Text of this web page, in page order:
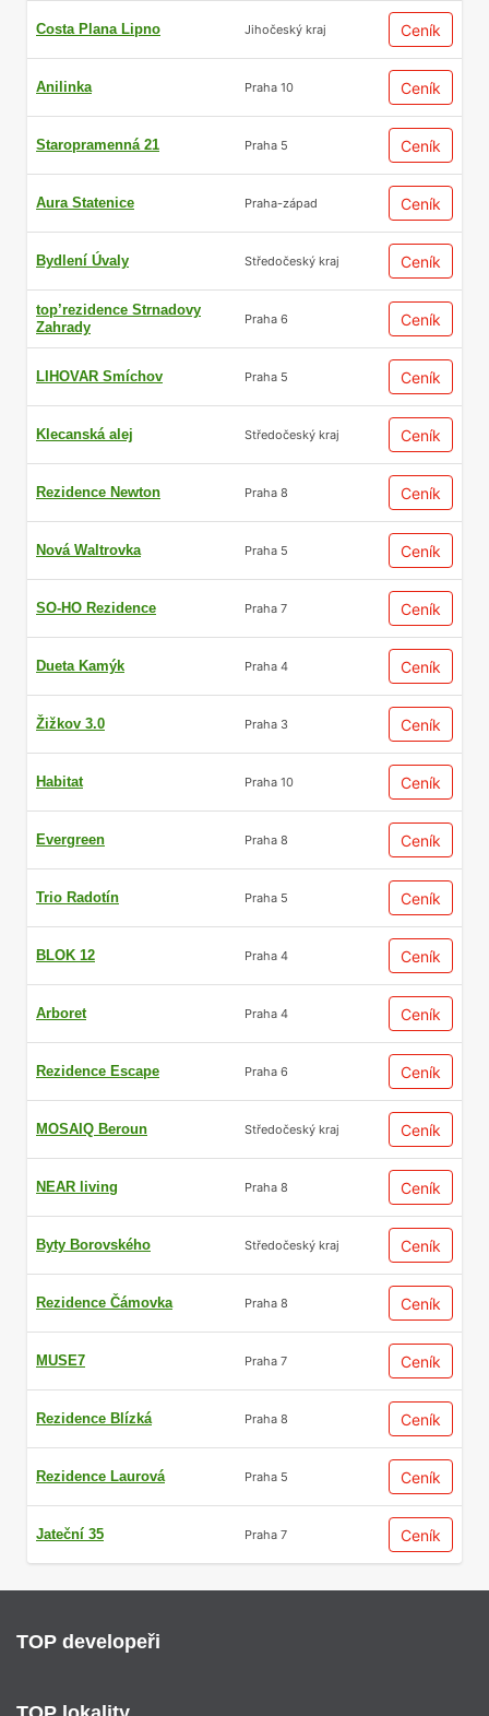
Costa Plana Lipno Jihočeský kraj Ceník
Anilinka Praha 10 Ceník
Staropramenná 21 Praha 5 Ceník
Aura Statenice Praha-západ Ceník
Bydlení Úvaly Středočeský kraj Ceník
top’rezidence Strnadovy
Zahrady
Praha 6 Ceník
LIHOVAR Smíchov Praha 5 Ceník
Klecanská alej Středočeský kraj Ceník
Rezidence Newton Praha 8 Ceník
Nová Waltrovka Praha 5 Ceník
SO-HO Rezidence Praha 7 Ceník
Dueta Kamýk Praha 4 Ceník
Žižkov 3.0 Praha 3 Ceník
Habitat Praha 10 Ceník
Evergreen Praha 8 Ceník
Trio Radotín Praha 5 Ceník
BLOK 12 Praha 4 Ceník
Arboret Praha 4 Ceník
Rezidence Escape Praha 6 Ceník
MOSAIQ Beroun Středočeský kraj Ceník
NEAR living Praha 8 Ceník
Byty Borovského Středočeský kraj Ceník
Rezidence Čámovka Praha 8 Ceník
MUSE7 Praha 7 Ceník
Rezidence Blízká Praha 8 Ceník
Rezidence Laurová Praha 5 Ceník
Jateční 35 Praha 7 Ceník
TOP developeři